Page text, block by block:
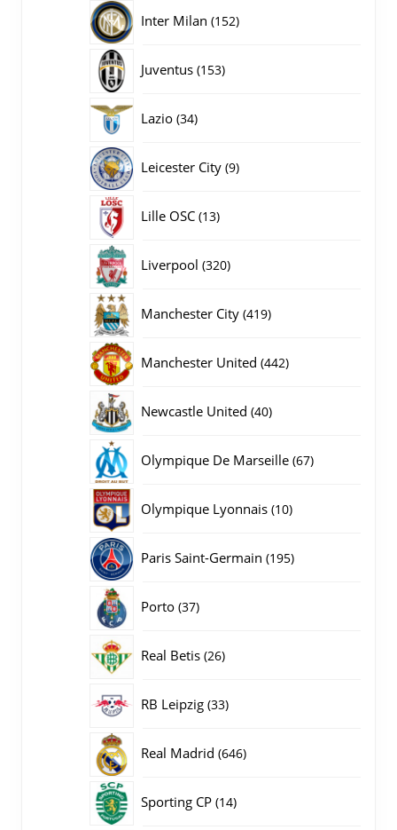
Inter Milan 152152
Juventus 153153
Lazio 3434
Leicester City 99
Lille OSC 1313
Liverpool 320320
Manchester City 419419
Manchester United 442442
Newcastle United 4040
Olympique De Marseille 6767
Olympique Lyonnais 1010
Paris Saint-Germain 195195
Porto 3737
Real Betis 2626
RB Leipzig 3333
Real Madrid 646646
Sporting CP 1414